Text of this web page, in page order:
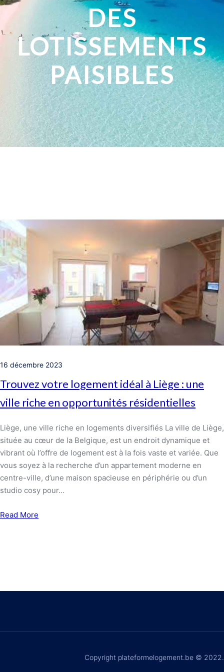
DES
LOTISSEMENTS
PAISIBLES
16 décembre 2023
Trouvez votre logement idéal à Liège : une
ville riche en opportunités résidentielles
Liège, une ville riche en logements diversifiés La ville de Liège,
située au cœur de la Belgique, est un endroit dynamique et
vibrant où l’offre de logement est à la fois vaste et variée. Que
vous soyez à la recherche d’un appartement moderne en
centre-ville, d’une maison spacieuse en périphérie ou d’un
studio cosy pour…
Read More
Copyright plateformelogement.be © 2022.